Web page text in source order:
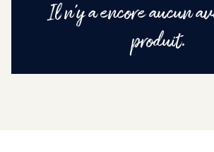
Il n'y a encore aucun
produit.